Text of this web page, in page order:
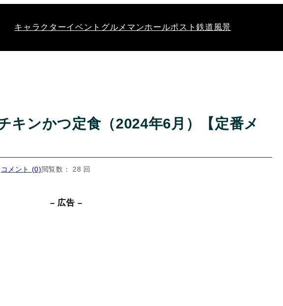
キャラクターイベント グルメ マンホールポスト鉄道 風景
キンかつ定食（2024年6月）【定番メ
コメント (0)閲覧数： 28 回
– 広告 –